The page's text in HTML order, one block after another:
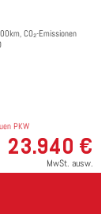
CO₂-Emissionen
PKW
23.940 €
MwSt. ausw.